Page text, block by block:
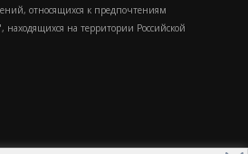
относящихся к предпочтениям
находящихся на территории Российской